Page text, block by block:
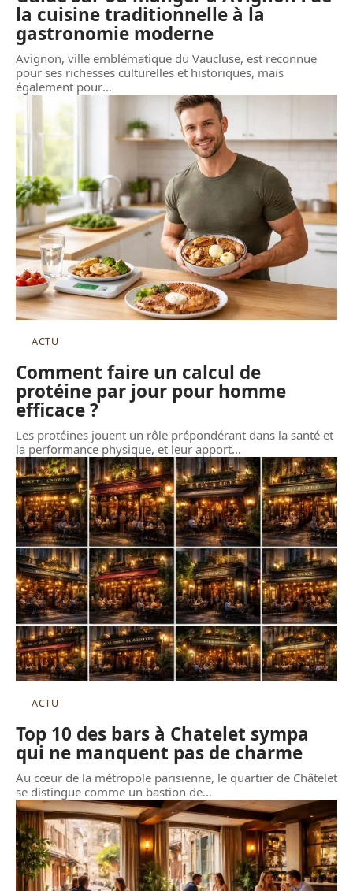
la cuisine traditionnelle à la
gastronomie moderne
Avignon, ville emblématique du Vaucluse, est reconnue
pour ses richesses culturelles et historiques, mais
également pour…
ACTU
Comment faire un calcul de
protéine par jour pour homme
efficace ?
Les protéines jouent un rôle prépondérant dans la santé et
la performance physique, et leur apport…
ACTU
Top 10 des bars à Chatelet sympa
qui ne manquent pas de charme
Au cœur de la métropole parisienne, le quartier de Châtelet
se distingue comme un bastion de…